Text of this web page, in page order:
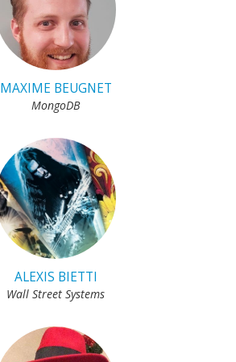
MAXIME BEUGNET
MongoDB
ALEXIS BIETTI
Wall Street Systems